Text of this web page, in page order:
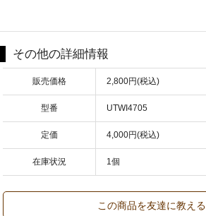
その他の詳細情報
販売価格 2,800円(税込)
型番 UTWI4705
定価 4,000円(税込)
在庫状況 1個
この商品を友達に教える